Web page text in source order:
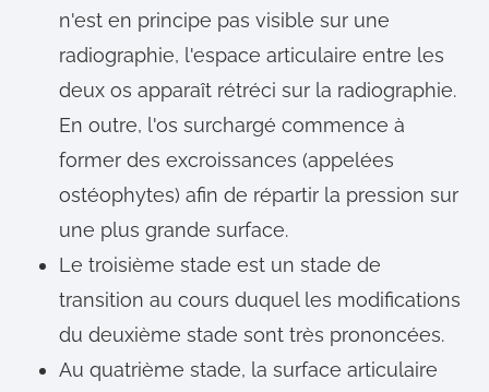
n'est en principe pas visible sur une
radiographie, l'espace articulaire entre les
deux os apparaît rétréci sur la radiographie.
En outre, l'os surchargé commence à
former des excroissances (appelées
ostéophytes) afin de répartir la pression sur
une plus grande surface.
Le troisième stade est un stade de
transition au cours duquel les modifications
du deuxième stade sont très prononcées.
Au quatrième stade, la surface articulaire